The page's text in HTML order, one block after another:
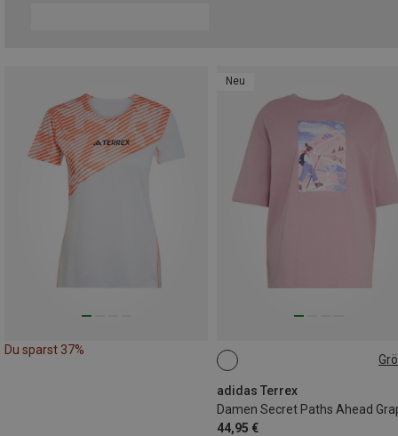
Du sparst 37%
Neu
adidas Terrex
44,95 €
XS